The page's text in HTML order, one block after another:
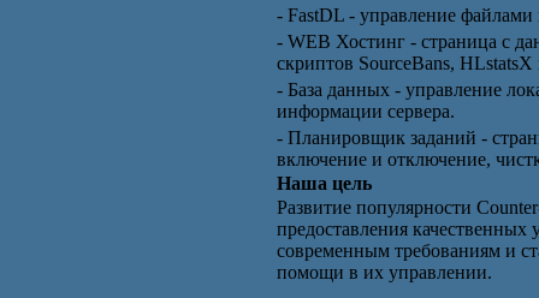
- FastDL - управление файлами
- WEB Хостинг - страница с
скриптов SourceBans, HLstatsX
- База данных - управление
информации сервера.
- Планировщик заданий -
включение и отключение,
Наша цель
Развитие популярности
предоставления качественных
современным требованиям и
помощи в их управлении.